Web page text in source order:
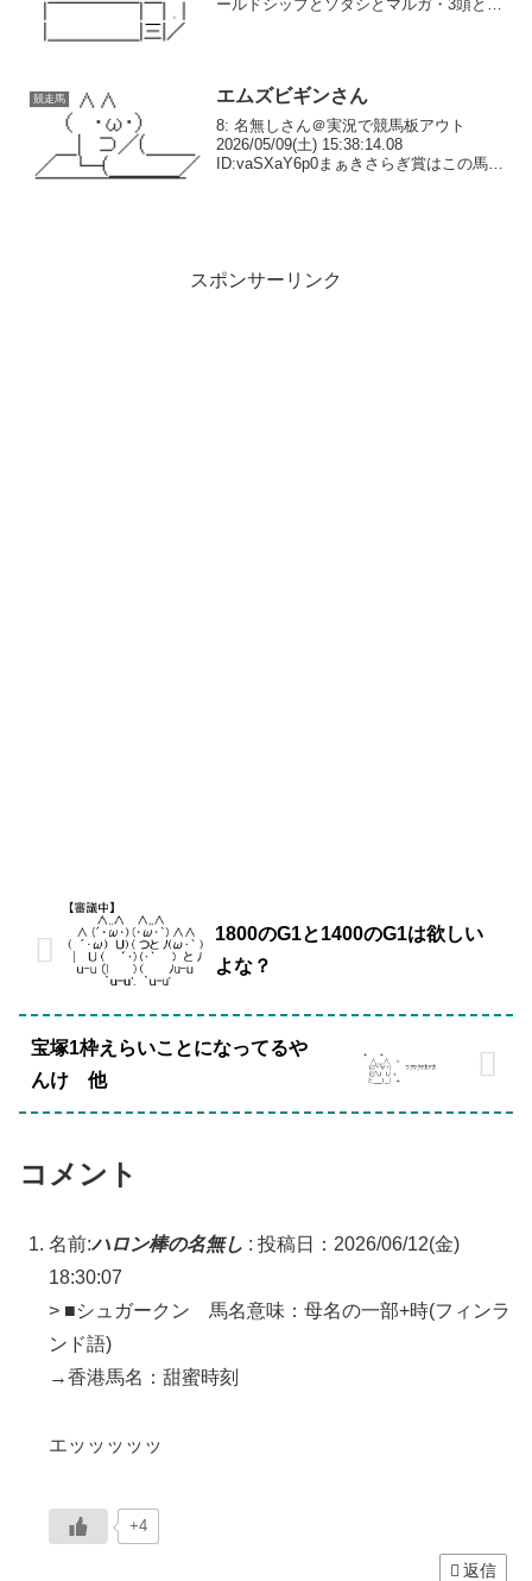
ールドシップとソダシとマルガ・3頭とも
競走馬 エムズビギンさん
8: 名無しさん＠実況で競馬板アウト
2026/05/09(土) 15:38:14.08
ID:vaSXaY6p0まぁきさらぎ賞はこの馬だ
スポンサーリンク
1800のG1と1400のG1は欲しい
よな？
宝塚1枠えらいことになってるや
んけ 他
コメント
名前:ハロン棒の名無し : 投稿日：2026/06/12(金)
18:30:07
> ■シュガークン 馬名意味：母名の一部+時(フィンラ
ンド語)
→香港馬名：甜蜜時刻
エッッッッッ
+4
返信